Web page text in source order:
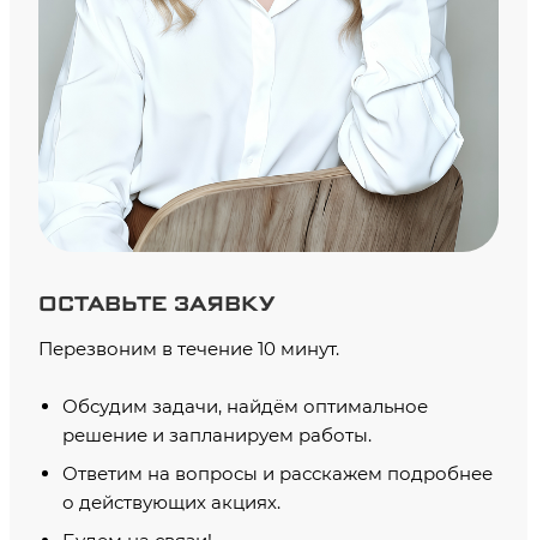
ОСТАВЬТЕ ЗАЯВКУ
Перезвоним в течение 10 минут.
Обсудим задачи, найдём оптимальное
решение и запланируем работы.
Ответим на вопросы и расскажем подробнее
о действующих акциях.